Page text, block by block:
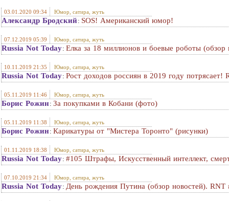
03.01.2020 09:34 Юмор, сатира, жуть
Александр Бродский: SOS! Американский юмор!
07.12.2019 05:39 Юмор, сатира, жуть
Russia Not Today: Елка за 18 миллионов и боевые роботы (обзор
10.11.2019 21:35 Юмор, сатира, жуть
Russia Not Today: Рост доходов россиян в 2019 году потрясает!
05.11.2019 11:46 Юмор, сатира, жуть
Борис Рожин: За покупками в Кобани (фото)
05.11.2019 11:38 Юмор, сатира, жуть
Борис Рожин: Карикатуры от "Мистера Торонто" (рисунки)
01.11.2019 18:38 Юмор, сатира, жуть
Russia Not Today: #105 Штрафы, Искусственный интеллект,
07.10.2019 21:34 Юмор, сатира, жуть
Russia Not Today: День рождения Путина (обзор новостей). RNT